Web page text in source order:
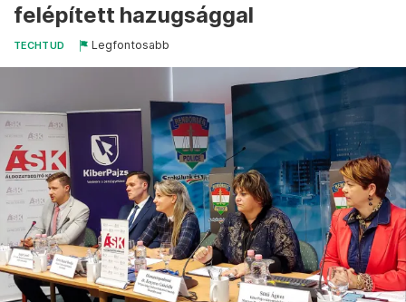
felépített hazugsággal
TECHTUD Legfontosabb